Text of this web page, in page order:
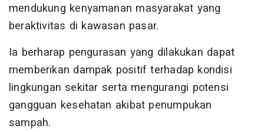
mendukung kenyamanan masyarakat yang
beraktivitas di kawasan pasar.
Ia berharap pengurasan yang dilakukan dapat
memberikan dampak positif terhadap kondisi
lingkungan sekitar serta mengurangi potensi
gangguan kesehatan akibat penumpukan
sampah.